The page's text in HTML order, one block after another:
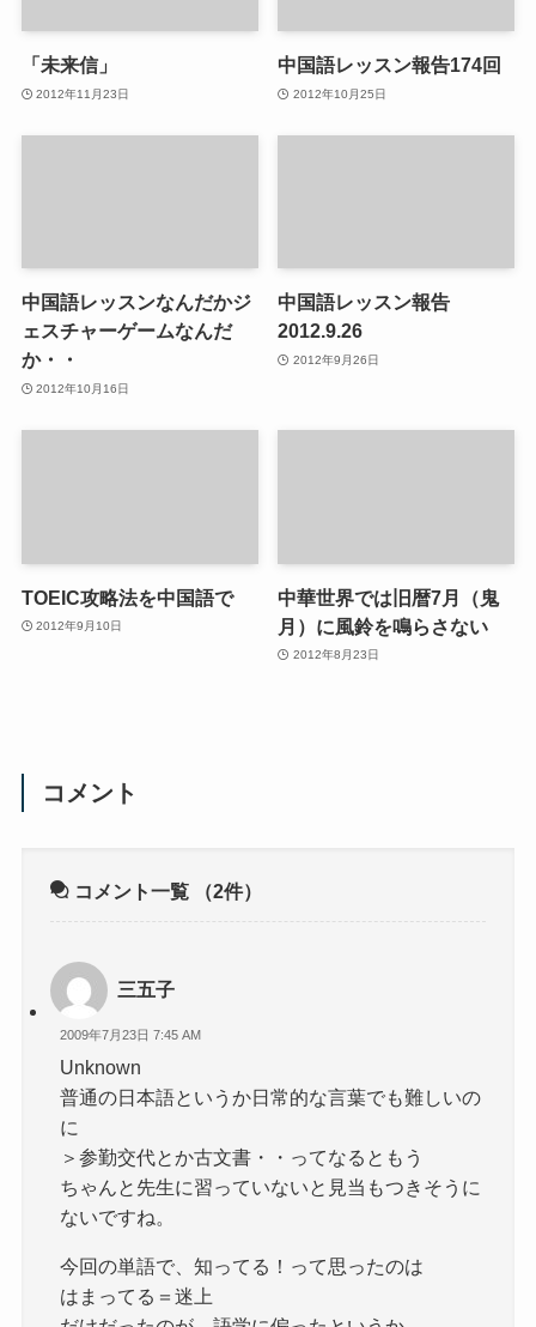
「未来信」
2012年11月23日
中国語レッスン報告174回
2012年10月25日
中国語レッスンなんだかジ
ェスチャーゲームなんだ
か・・
2012年10月16日
中国語レッスン報告
2012.9.26
2012年9月26日
TOEIC攻略法を中国語で
2012年9月10日
中華世界では旧暦7月（鬼
月）に風鈴を鳴らさない
2012年8月23日
コメント
コメント一覧 （2件）
三五子
2009年7月23日 7:45 AM
Unknown
普通の日本語というか日常的な言葉でも難しいの
に
＞参勤交代とか古文書・・ってなるともう
ちゃんと先生に習っていないと見当もつきそうに
ないですね。
今回の単語で、知ってる！って思ったのは
はまってる＝迷上